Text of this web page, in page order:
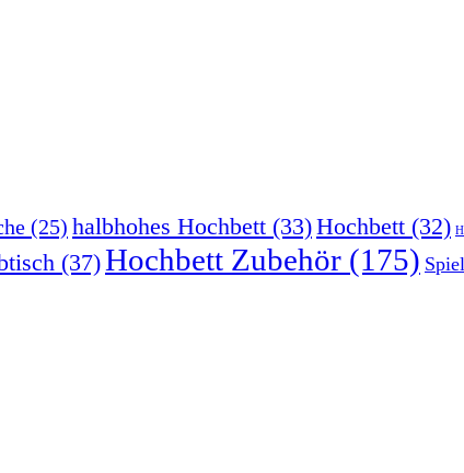
(25) halbhohes Hochbett (33)Hochbett (32)
(37)Hochbett Zubehör (175)